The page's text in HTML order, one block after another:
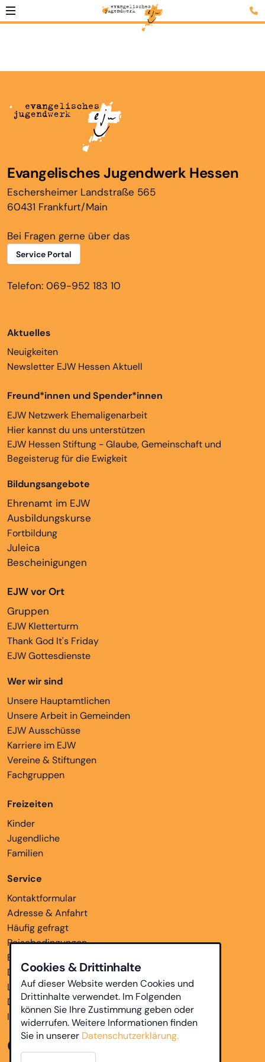
Evangelisches Jugendwerk Hessen
Eschersheimer Landstraße 565
60431 Frankfurt/Main
Bei Fragen gerne über das
Service Portal
Telefon: 069-952 183 10
Aktuelles
Neuigkeiten
Newsletter EJW Hessen Aktuell
Freund*innen und Spender*innen
EJW Netzwerk Ehemaligenarbeit
Hier kannst du uns unterstützen
EJW Hessen Stiftung - Glaube, Gemeinschaft und
Begeisterug für die Ewigkeit
Bildungsangebote
Ehrenamt im EJW
Ausbildungskurse
Fortbildung
Juleica
Bescheinigungen
EJW vor Ort
Gruppen
EJW Kletterturm
Thank God It's Friday
EJW Gottesdienste
Wer wir sind
Unsere Hauptamtlichen
Unsere Arbeit in Gemeinden
EJW Ausschüsse
Karriere im EJW
Vereine & Stiftungen
Fachgruppen
Freizeiten
Kinder
Jugendliche
Familien
Service
Kontaktformular
Adresse & Anfahrt
Häufig gefragt
Reisebedingungen
Bankverbindungen
Downloads
Links
Datenschutz
Impressum
Cookies & Drittinhalte
Auf dieser Website werden Cookies und
Drittinhalte verwendet. Im Folgenden
können Sie Ihre Zustimmung geben oder
widerrufen. Weitere Informationen finden
Sie in unserer Datenschutzerklärung.